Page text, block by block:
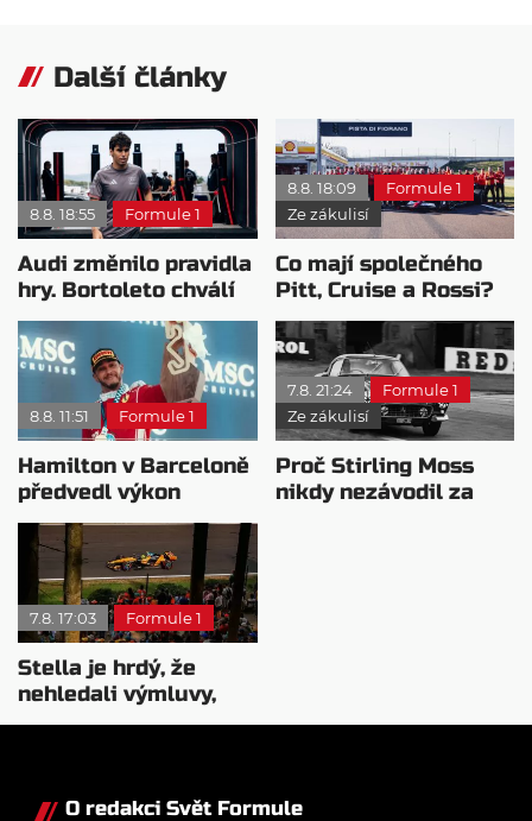
Další články
8.8. 18:55 Formule 1
Audi změnilo pravidla
hry. Bortoleto chválí
nový tým i jeho
mentalitu
8.8. 18:09
Formule 1
Ze zákulisí
Co mají společného
Pitt, Cruise a Rossi?
Všichni řídili
monopost F1
8.8. 11:51 Formule 1
Hamilton v Barceloně
předvedl výkon
pravého šampiona
7.8. 21:24
Formule 1
Ze zákulisí
Proč Stirling Moss
nikdy nezávodil za
7.8. 17:03 Formule 1
Stella je hrdý, že
nehledali výmluvy,
proč nedokážou
O redakci Svět Formule